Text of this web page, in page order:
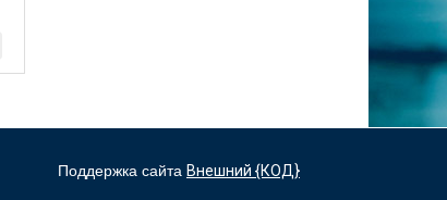
Поддержка сайта Внешний {КОД}